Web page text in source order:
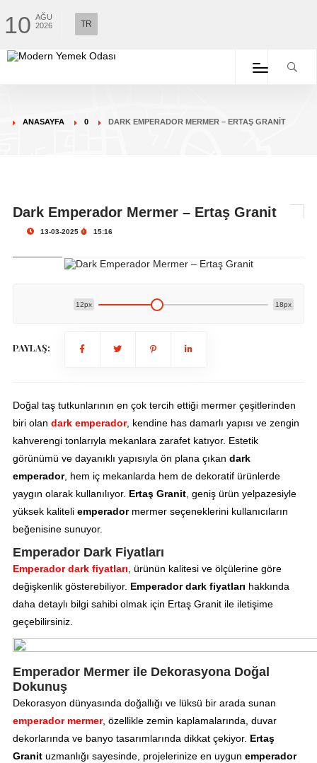
10 AĞU
2026
TR
ANASAYFA 0 DARK EMPERADOR MERMER – ERTAŞ GRANIT
Dark Emperador Mermer – Ertaş Granit
13-03-2025 15:16
12px 18px
PAYLAŞ:
Doğal taş tutkunlarının en çok tercih ettiği mermer çeşitlerinden
biri olan dark emperador, kendine has damarlı yapısı ve zengin
kahverengi tonlarıyla mekanlara zarafet katıyor. Estetik
görünümü ve dayanıklı yapısıyla ön plana çıkan dark
emperador, hem iç mekanlarda hem de dekoratif ürünlerde
yaygın olarak kullanılıyor. Ertaş Granit, geniş ürün yelpazesiyle
yüksek kaliteli emperadormermer seçeneklerini kullanıcıların
beğenisine sunuyor.
Emperador Dark Fiyatları
Emperador dark fiyatları, ürünün kalitesi ve ölçülerine göre
değişkenlik gösterebiliyor. Emperador dark fiyatları hakkında
daha detaylı bilgi sahibi olmak için Ertaş Granit ile iletişime
geçebilirsiniz.
Emperador Mermer ile Dekorasyona Doğal
Dokunuş
Dekorasyon dünyasında doğallığı ve lüksü bir arada sunan
emperador mermer, özellikle zemin kaplamalarında, duvar
dekorlarında ve banyo tasarımlarında dikkat çekiyor. Ertaş
Granituzmanlığı sayesinde, projelerinize en uygun emperador